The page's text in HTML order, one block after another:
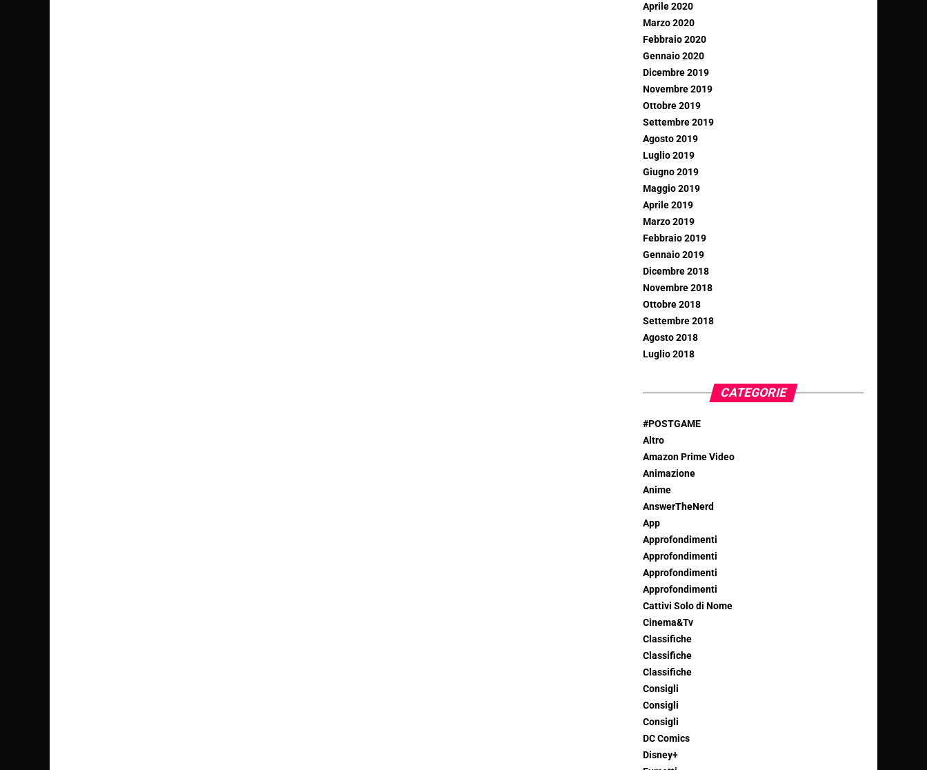
Aprile 2020
Marzo 2020
Febbraio 2020
Gennaio 2020
Dicembre 2019
Novembre 2019
Ottobre 2019
Settembre 2019
Agosto 2019
Luglio 2019
Giugno 2019
Maggio 2019
Aprile 2019
Marzo 2019
Febbraio 2019
Gennaio 2019
Dicembre 2018
Novembre 2018
Ottobre 2018
Settembre 2018
Agosto 2018
Luglio 2018
CATEGORIE
#POSTGAME
Altro
Amazon Prime Video
Animazione
Anime
AnswerTheNerd
App
Approfondimenti
Approfondimenti
Approfondimenti
Approfondimenti
Cattivi Solo di Nome
Cinema&Tv
Classifiche
Classifiche
Classifiche
Consigli
Consigli
Consigli
DC Comics
Disney+